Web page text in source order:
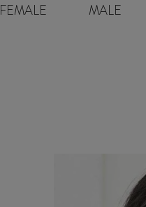
FEMALE MALE